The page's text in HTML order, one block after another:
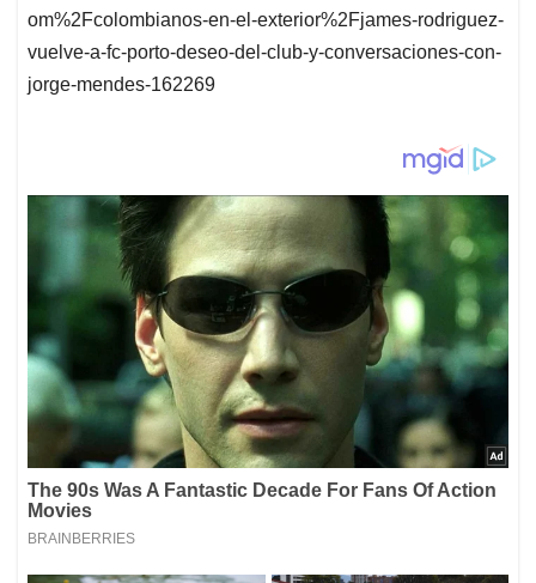
om%2Fcolombianos-en-el-exterior%2Fjames-rodriguez-
vuelve-a-fc-porto-deseo-del-club-y-conversaciones-con-
jorge-mendes-162269